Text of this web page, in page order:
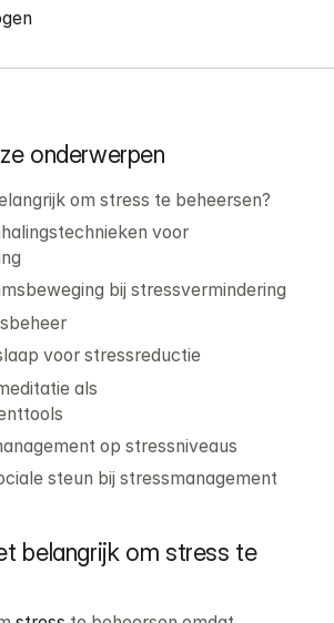
belangrijk om stress te
onderwerpen
om stress te beheersen?
voor
bij stressvermindering
voor stressreductie
als
op stressniveaus
steun bij stressmanagement